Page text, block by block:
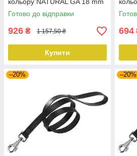
x L 200 cm
Готово до відправки
926 ₴ 1 157,50 ₴
Купити
x L
694
–20% –20%